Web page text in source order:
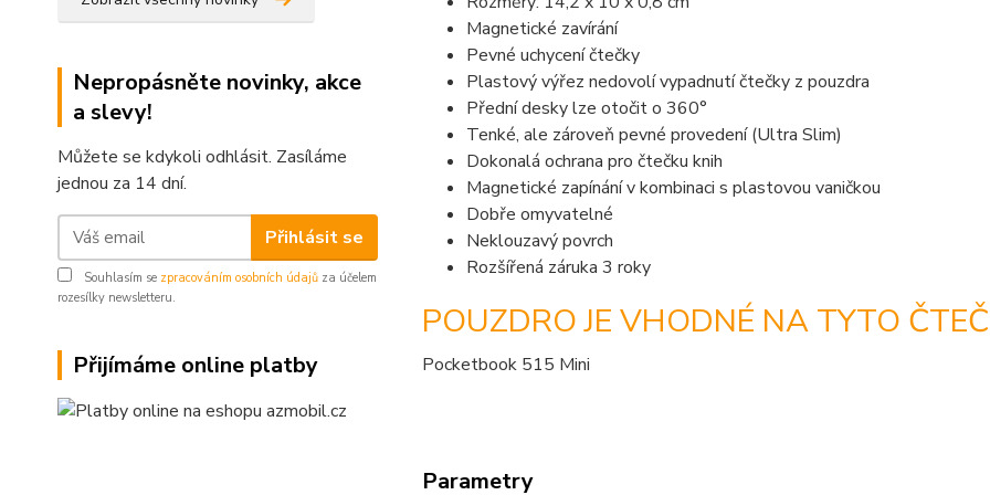
Nepropásněte novinky, akce
a slevy!
Můžete se kdykoli odhlásit. Zasíláme
jednou za 14 dní.
Přihlásit se
Souhlasím se zpracováním osobních údajů za účelem
rozesílky newsletteru.
Přijímáme online platby
Magnetické zavírání
Pevné uchycení čtečky
Plastový výřez nedovolí vypadnutí čtečky z pouzdra
Přední desky lze otočit o 360°
Tenké, ale zároveň pevné provedení (Ultra Slim)
Dokonalá ochrana pro čtečku knih
Magnetické zapínání v kombinaci s plastovou vaničkou
Dobře omyvatelné
Neklouzavý povrch
Rozšířená záruka 3 roky
POUZDRO JE VHODNÉ NA TYTO
Pocketbook 515 Mini
Parametry